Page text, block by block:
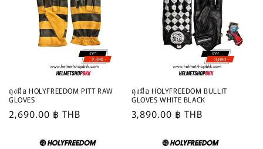
ถุงมือ HOLYFREEDOM PITT RAW
GLOVES
Regular
2,690.00 ฿ THB
ถุงมือ HOLYFREEDOM BULLIT
GLOVES WHITE BLACK
Regular
3,890.00 ฿ THB